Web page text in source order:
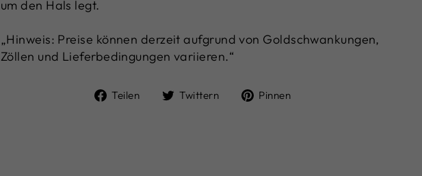
um den Hals legt.
„Hinweis: Preise können derzeit aufgrund von Goldschwankungen,
Zöllen und Lieferbedingungen variieren.“
Teilen
Auf
Twittern
Auf
Pinnen